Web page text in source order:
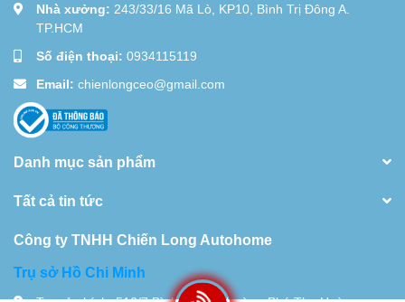
Nhà xưởng: 243/33/16 Mã Lò, KP10, Bình Trị Đông A.
TP.HCM
Số điện thoại: 0934115119
Email: chienlongceo@gmail.com
Danh mục sản phẩm
Tất cả tin tức
Công ty TNHH Chiến Long Autohome
Trụ sở Hồ Chi Minh